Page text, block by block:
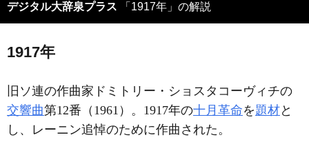
デジタル大辞泉プラス 「1917年」の解説
1917年
旧ソ連の作曲家ドミトリー・ショスタコーヴィチの
交響曲第12番（1961）。1917年の十月革命を題材と
し、レーニン追悼のために作曲された。